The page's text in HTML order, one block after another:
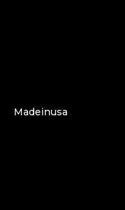
Madeinusa